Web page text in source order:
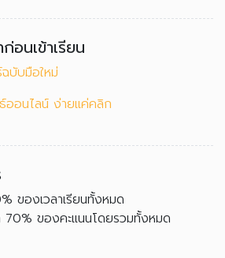
อนเข้าเรียน
บับมือใหม่
ออนไลน์ ง่ายแค่คลิก
ของเวลาเรียนทั้งหมด
70% ของคะแนนโดยรวมทั้งหมด